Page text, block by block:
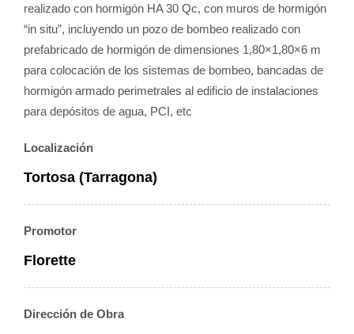
realizado con hormigón HA 30 Qc, con muros de hormigón
“in situ”, incluyendo un pozo de bombeo realizado con
prefabricado de hormigón de dimensiones 1,80×1,80×6 m
para colocación de los sistemas de bombeo, bancadas de
hormigón armado perimetrales al edificio de instalaciones
para depósitos de agua, PCI, etc
Localización
Tortosa (Tarragona)
Promotor
Florette
Dirección de Obra